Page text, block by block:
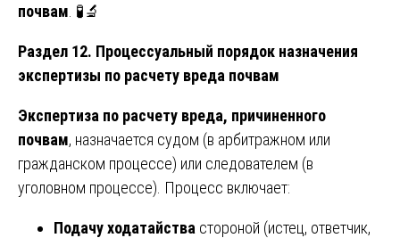
почвам . 🧪🔬
Раздел 12. Процессуальный порядок назначения
экспертизы по расчету вреда почвам
Экспертиза по расчету вреда, причиненного
почвам, назначается судом (в арбитражном или
гражданском процессе) или следователем (в
уголовном процессе). Процесс включает:
Подачу ходатайства стороной (истец, ответчик,